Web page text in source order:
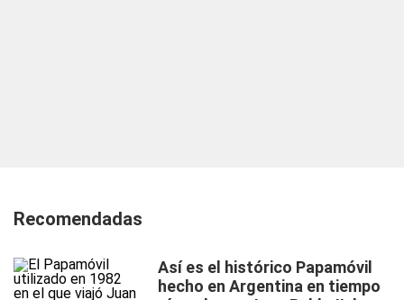
Recomendadas
Así es el histórico Papamóvil
hecho en Argentina en tiempo